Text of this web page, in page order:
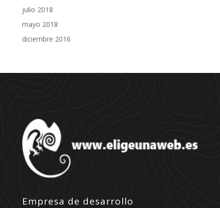
julio 2018
mayo 2018
diciembre 2016
Empresa de desarrollo